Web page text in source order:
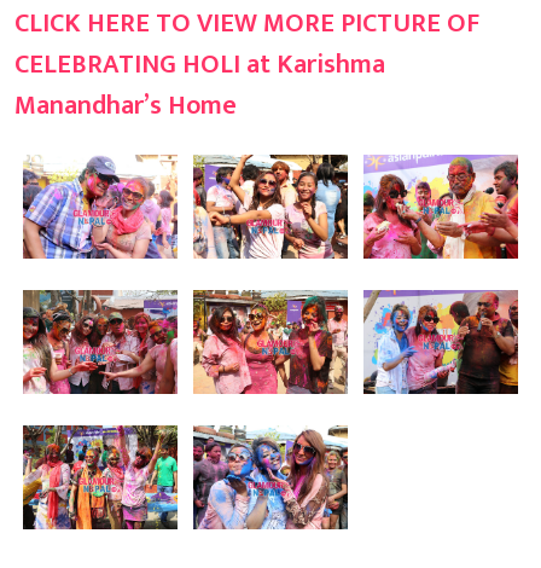
CLICK HERE TO VIEW MORE PICTURE OF
CELEBRATING HOLI at Karishma
Manandhar’s Home